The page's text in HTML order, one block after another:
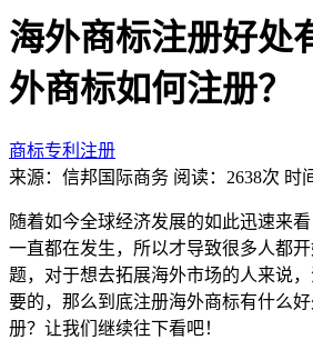
海外商标注册好处
外商标如何注册？
商标专利注册
来源：信邦国际商务 阅读：2638次 时
随着如今全球经济发展的如此迅速来
一直都在发生，所以才导致很多人都
题，对于想去拓展海外市场的人来说
要的，那么到底注册海外商标有什么
册？让我们继续往下看吧！